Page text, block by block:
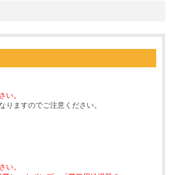
い。
ますのでご注意ください。
い。